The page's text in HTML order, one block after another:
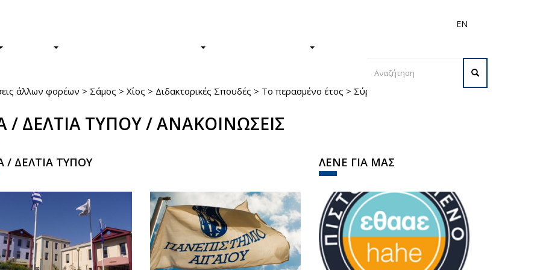
EN
Φόρμα
άλλων φορέων > Σάμος > Χίος > Διδακτορικές Σπουδές > Το περασμένο έτος > Σύρος
/ ΔΕΛΤΙΑ ΤΥΠΟΥ / ΑΝΑΚΟΙΝΩΣΕΙΣ
/ ΔΕΛΤΙΑ ΤΥΠΟΥ ΛΕΝΕ ΓΙΑ ΜΑΣ